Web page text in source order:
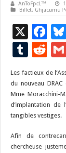
AnToFpcL™
Billet, Ghjacumu
X
F
ac
e
b
o
o
k
T
u
m
bl
r
R
e
d
di
t
Les factieux de
du nouveau
Mme Moracchini-
d’implantation de
tangibles vestiges.
Afin de
chercheuse